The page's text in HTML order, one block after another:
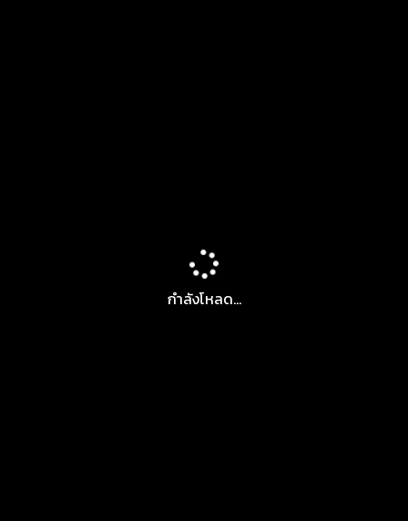
กำลังโหลด...